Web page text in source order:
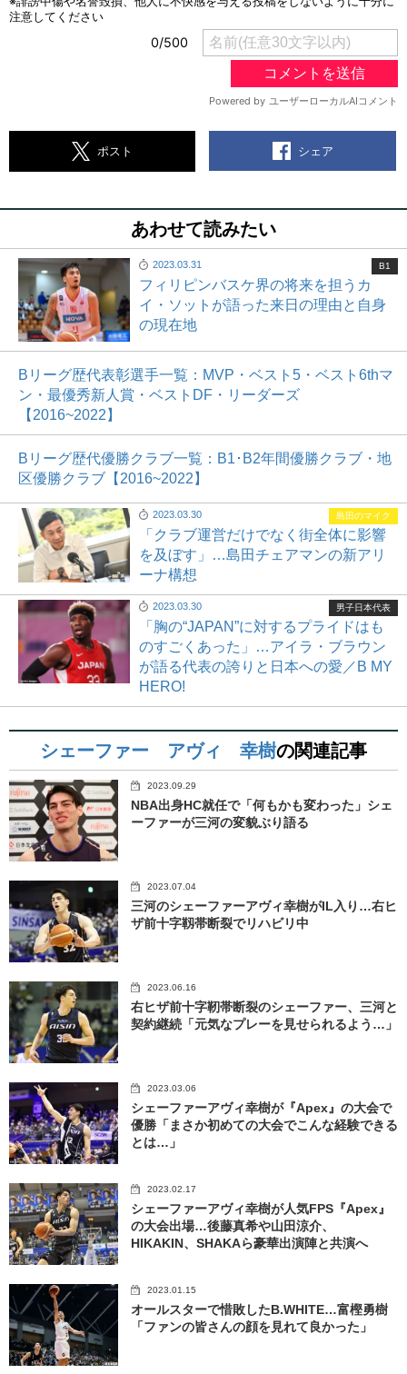
ポスト シェア
あわせて読みたい
2023.03.31
フィリピンバスケ界の将来を担うカ
イ・ソットが語った来日の理由と自身
の現在地
B1
Bリーグ歴代表彰選手一覧：MVP・ベスト5・ベスト6thマ
ン・最優秀新人賞・ベストDF・リーダーズ
【2016~2022】
Bリーグ歴代優勝クラブ一覧：B1･B2年間優勝クラブ・地
区優勝クラブ【2016~2022】
2023.03.30
「クラブ運営だけでなく街全体に影響
を及ぼす」…島田チェアマンの新アリ
ーナ構想
島田のマイク
2023.03.30
「胸の“JAPAN”に対するプライドはも
のすごくあった」…アイラ・ブラウン
が語る代表の誇りと日本への愛／B MY
HERO!
男子日本代表
シェーファー アヴィ 幸樹の関連記事
2023.09.29
NBA出身HC就任で「何もかも変わった」シェ
ーファーが三河の変貌ぶり語る
2023.07.04
三河のシェーファーアヴィ幸樹がIL入り…右ヒ
ザ前十字靱帯断裂でリハビリ中
2023.06.16
右ヒザ前十字靭帯断裂のシェーファー、三河と
契約継続「元気なプレーを見せられるよう…」
2023.03.06
シェーファーアヴィ幸樹が『Apex』の大会で
優勝「まさか初めての大会でこんな経験できる
とは…」
2023.02.17
シェーファーアヴィ幸樹が人気FPS『Apex』
の大会出場…後藤真希や山田涼介、
HIKAKIN、SHAKAら豪華出演陣と共演へ
2023.01.15
オールスターで惜敗したB.WHITE…富樫勇樹
「ファンの皆さんの顔を見れて良かった」